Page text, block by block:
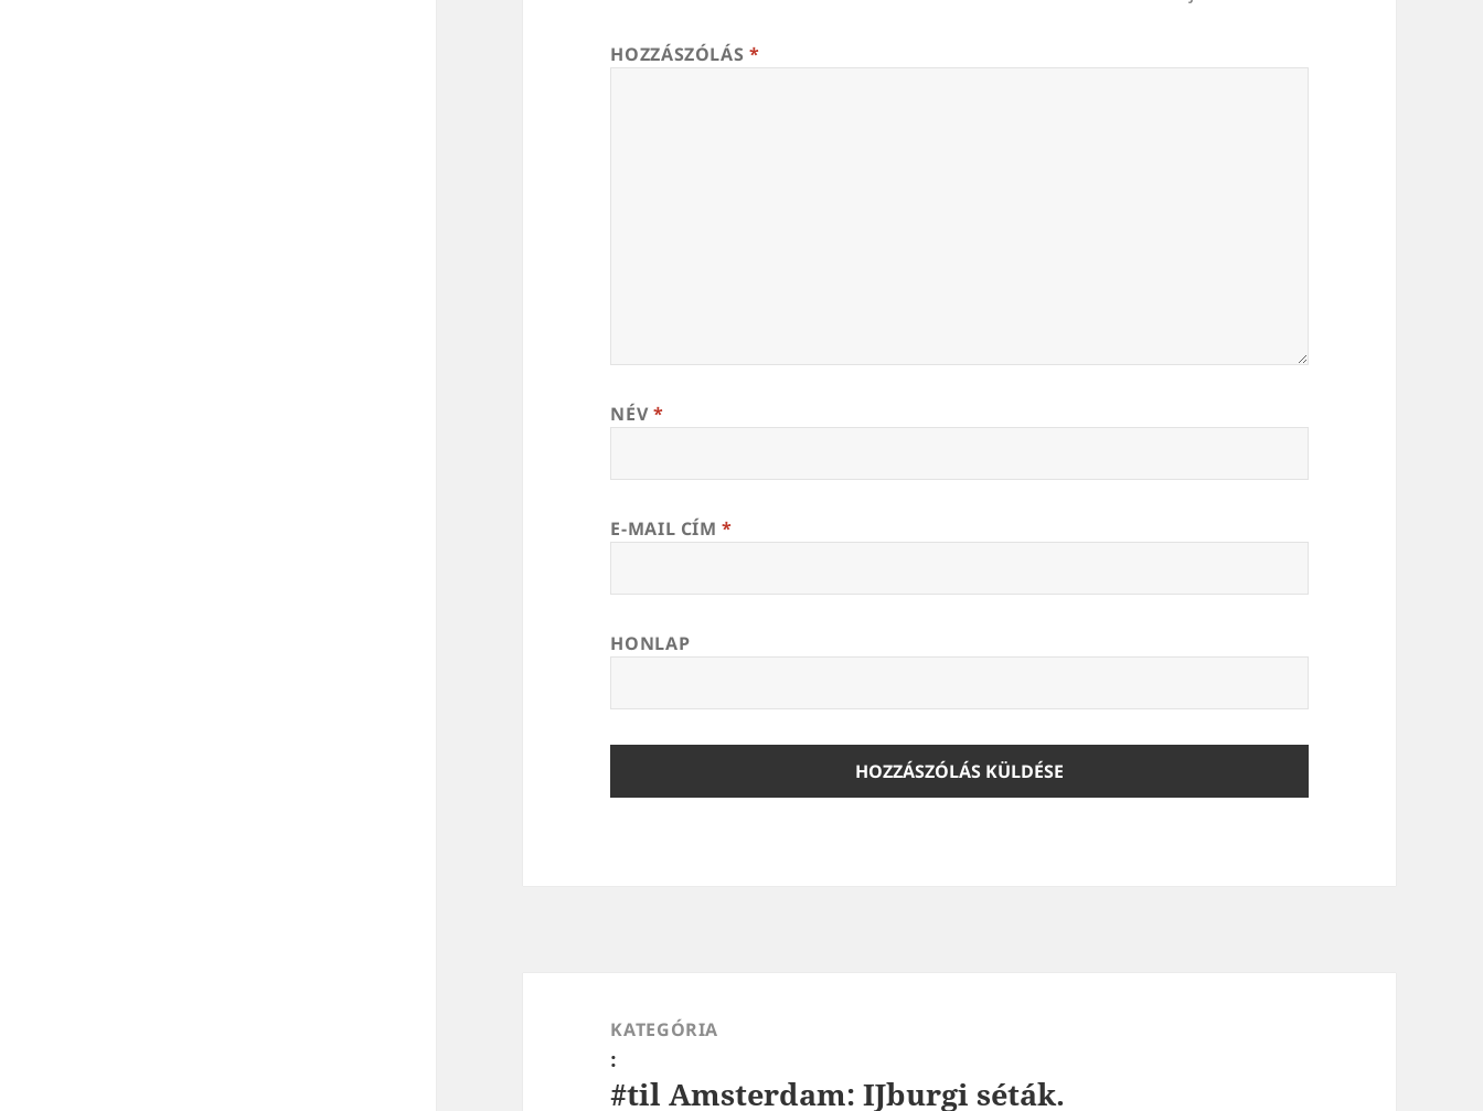
HOZZÁSZÓLÁS*
NÉV *
E-MAIL CÍM*
HONLAP
navigációKATEGÓRIA
:
#til Amsterdam: IJburgi séták.